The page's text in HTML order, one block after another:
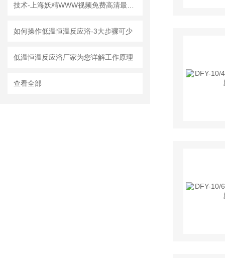
如何操作低温恒温反应浴-3大步骤可少
低温恒温反应浴厂家为您详解工作原理
查看全部